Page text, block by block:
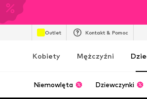
Outlet Kontakt & Pomoc
Kobiety Mężczyźni
Niemowlęta Dziewczynki